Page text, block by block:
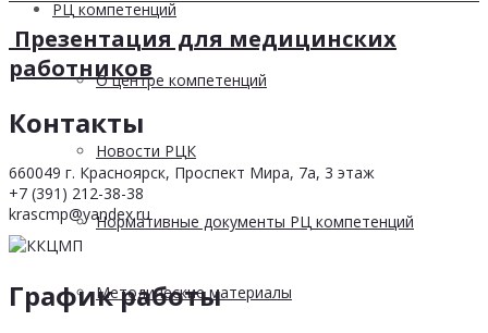
РЦ компетенций
О центре компетенций
Новости РЦК
Нормативные документы РЦ компетенций
Методические материалы
Презентация для медицинских
работников
Контакты
660049 г. Красноярск, Проспект Мира, 7а, 3 этаж
+7 (391) 212-38-38
krascmp@yandex.ru
График работы